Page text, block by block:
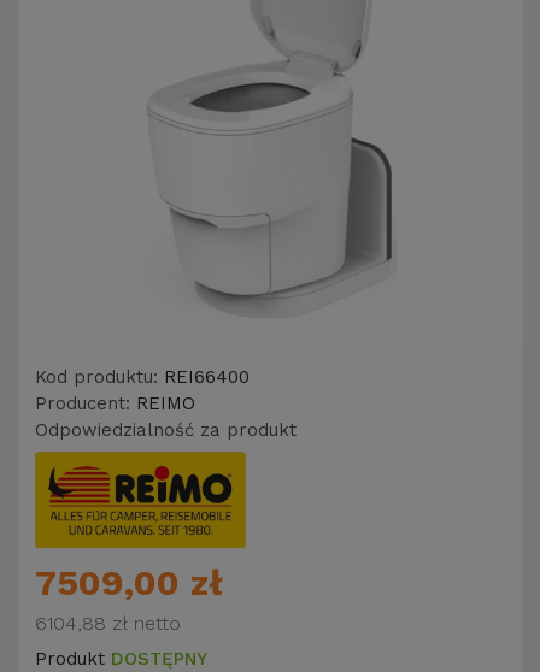
Kod produktu: REI66400
Producent: REIMO
Odpowiedzialność za produkt
7509,00 zł
6104,88 zł netto
Produkt DOSTĘPNY